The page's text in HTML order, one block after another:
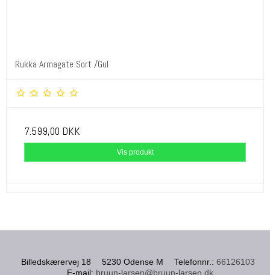
Rukka Armagate Sort /Gul
7.599,00 DKK
Vis produkt
Billedskærervej 18 5230 Odense M Telefonnr.: 66126103
E-mail: bruun-larsen@bruun-larsen.dk